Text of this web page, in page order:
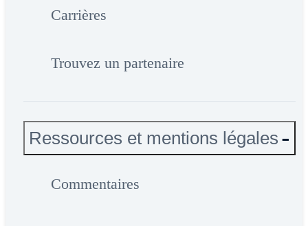
Carrières
Trouvez un partenaire
Ressources et mentions légales
Commentaires